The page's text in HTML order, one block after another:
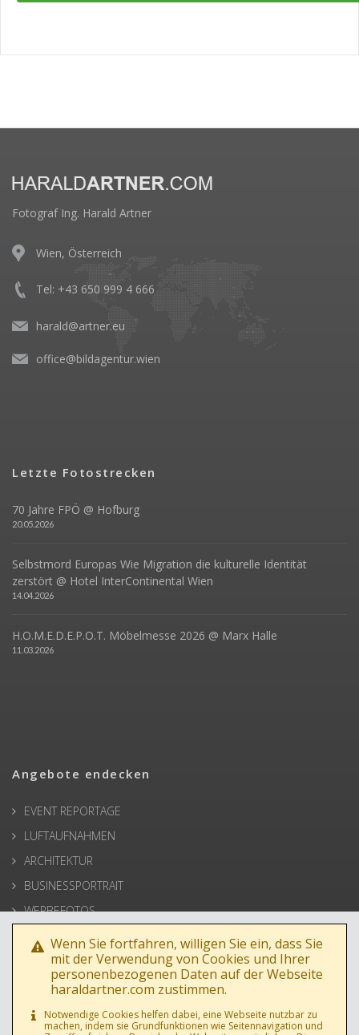
Fotograf Ing. Harald Artner
Wien, Österreich
Tel: +43 650 999 4 666
harald@artner.eu
office@bildagentur.wien
Letzte Fotostrecken
70 Jahre FPÖ @ Hofburg
20.05.2026
Selbstmord Europas Wie Migration die kulturelle Identität
zerstört @ Hotel InterContinental Wien
14.04.2026
H.O.M.E.D.E.P.O.T. Möbelmesse 2026 @ Marx Halle
11.03.2026
Angebote endecken
EVENT REPORTAGE
LUFTAUFNAHMEN
ARCHITEKTUR
BUSINESSPORTRAIT
WERBEFOTOS
HOCHZEIT
PRESSE
Wenn Sie fortfahren, willigen Sie ein, dass Sie
mit der Verwendung von Cookies und Ihrer
personenbezogenen Daten auf der Webseite
haraldartner.com zustimmen.
Notwendige Cookies helfen dabei, eine Webseite nutzbar zu
machen, indem sie Grundfunktionen wie Seitennavigation und